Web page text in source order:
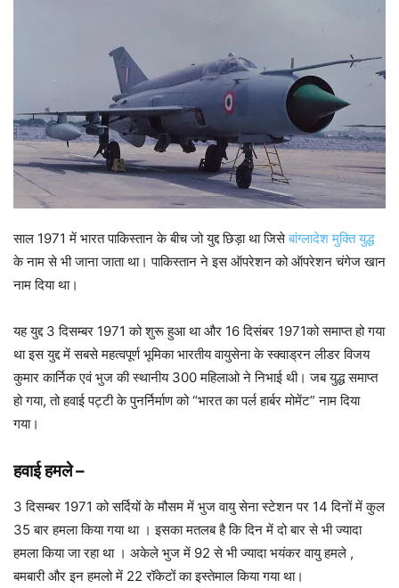
साल 1971 में भारत पाकिस्तान के बीच जो युद्द छिड़ा था जिसेबांग्लादेश मुक्ति युद्ध
के नाम से भी जाना जाता था। पाकिस्तान ने इस ऑपरेशन को ऑपरेशन चंगेज खान
नाम दिया था।
यह युद्द 3 दिसम्बर 1971 को शुरू हुआ था और 16 दिसंबर 1971को समाप्त हो गया
था इस युद्द में सबसे महत्वपूर्ण भूमिका भारतीय वायुसेना के स्क्वाड्रन लीडर विजय
कुमार कार्निक एवं भुज की स्थानीय 300 महिलाओ ने निभाई थी। जब युद्ध समाप्त
हो गया, तो हवाई पट्टी के पुनर्निर्माण को “भारत का पर्ल हार्बर मोमेंट” नाम दिया
गया।
हवाई हमले –
3 दिसम्बर 1971 को सर्दियों के मौसम में भुज वायु सेना स्टेशन पर 14 दिनों में कुल
35 बार हमला किया गया था । इसका मतलब है कि दिन में दो बार से भी ज्यादा
हमला किया जा रहा था । अकेले भुज में 92 से भी ज्यादा भयंकर वायु हमले ,
बमबारी और इन हमलो में 22 रॉकेटों का इस्तेमाल किया गया था।